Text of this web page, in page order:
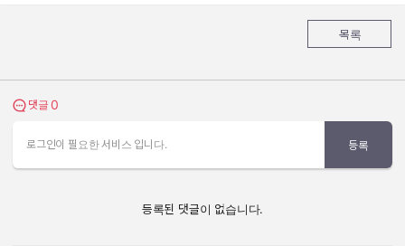
목록
댓글 보기
댓글 0
로그인이 필요한 서비스 입니다. 등록
등록된 댓글이 없습니다.